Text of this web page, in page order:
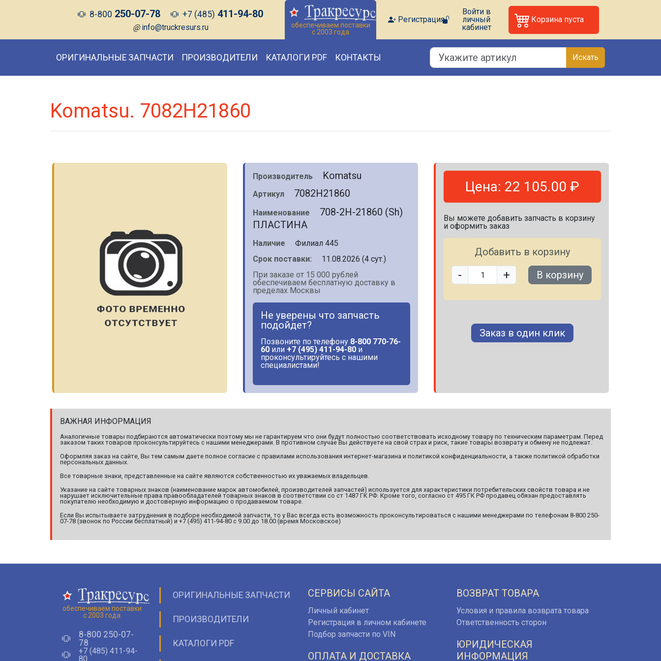
8-800 250-07-78 +7 (485) 411-94-80
@ info@truckresurs.ru
обеспечиваем поставки
с 2003 года
Регистрация
Войти в
личный
кабинет
Корзина пуста
ОРИГИНАЛЬНЫЕ ЗАПЧАСТИ ПРОИЗВОДИТЕЛИ КАТАЛОГИ PDF КОНТАКТЫ Искать
Komatsu. 7082H21860
Производитель Komatsu
Артикул 7082H21860
Наименование
708-2H-21860 (Sh)
ПЛАСТИНА
Наличие
Филиал 445
Срок поставки:
11.08.2026 (4 сут.)
При заказе от 15 000 рублей
обеспечиваем бесплатную доставку в
пределах Москвы
Не уверены что запчасть
подойдет?
Позвоните по телефону 8-800 770-76-
60 или +7 (495) 411-94-80 и
проконсультируйтесь с нашими
специалистами!
Цена: 22 105.00 ₽
Вы можете добавить запчасть в корзину
и оформить заказ
Добавить в корзину
- + В корзину
Заказ в один клик
ВАЖНАЯ ИНФОРМАЦИЯ
Аналогичные товары подбираются автоматически поэтому мы не гарантируем что они будут полностью соответствовать исходному товару по техническим параметрам. Перед
заказом таких товаров проконсультируйтесь с нашими менеджерами. В противном случае Вы действуете на свой страх и риск, такие товары возврату и обмену не подлежат.
Оформляя заказ на сайте, Вы тем самым даете полное согласие с правилами использования интернет-магазина и политикой конфиденциальности, а также политикой обработки
персональных данных.
Все товарные знаки, представленные на сайте являются собственностью их уважаемых владельцев.
Указание на сайте товарных знаков (наименование марок автомобилей, производителей запчастей) используется для характеристики потребительских свойств товара и не
нарушает исключительные права правообладателей товарных знаков в соответствии со ст 1487 ГК РФ. Кроме того, согласно ст 495 ГК РФ продавец обязан предоставлять
покупателю необходимую и достоверную информацию о продаваемом товаре.
Если Вы испытываете затруднения в подборе необходимой запчасти, то у Вас всегда есть возможность проконсультироваться с нашими менеджерами по телефонам 8-800 250-
07-78 (звонок по России бесплатный) и +7 (495) 411-94-80 с 9.00 до 18.00 (время Московское)
обеспечиваем поставки
с 2003 года
8-800 250-07-
78
+7 (485) 411-94-
80
ОРИГИНАЛЬНЫЕ ЗАПЧАСТИ
ПРОИЗВОДИТЕЛИ
КАТАЛОГИ PDF
СЕРВИСЫ САЙТА
Личный кабинет
Регистрация в личном кабинете
Подбор запчасти по VIN
ОПЛАТА И ДОСТАВКА
ВОЗВРАТ ТОВАРА
Условия и правила возврата товара
Ответственность сторон
ЮРИДИЧЕСКАЯ
ИНФОРМАЦИЯ